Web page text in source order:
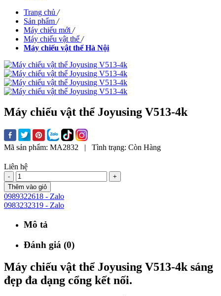
Trang chủ /
Sản phẩm /
Máy chiếu mới /
Máy chiếu vật thể /
Máy chiếu vật thể Hà Nội
Máy chiếu vật thể Joyusing V513-4k
Mã sản phẩm: MA2832 | Tình trạng: Còn Hàng
Liên hệ
-
+
Thêm vào giỏ
0989322618 - Zalo
0983232319 - Zalo
Mô tả
Đánh giá (0)
Máy chiếu vật thể Joyusing V513-4k sáng
đẹp đa dạng cổng kết nối.